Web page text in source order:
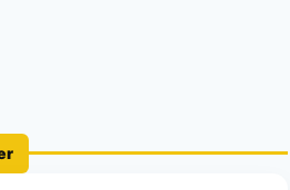
ve kıssalar aracılığıyla